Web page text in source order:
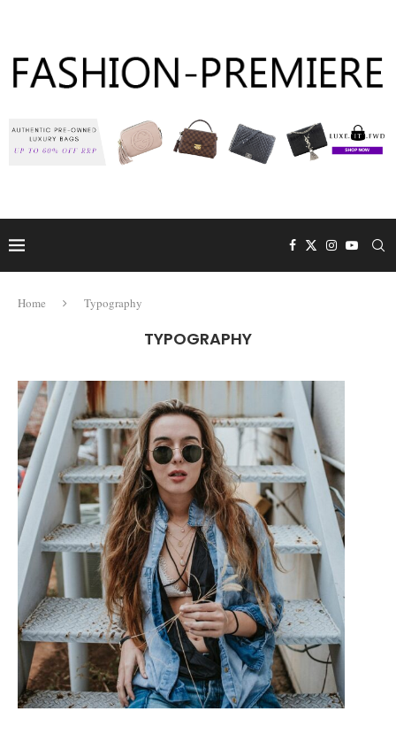
Home Typography
TYPOGRAPHY